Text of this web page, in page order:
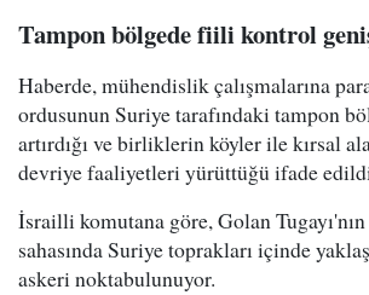
Tampon bölgede fiili kontrol
Haberde, mühendislik çalışmalarına
ordusunun Suriye tarafındaki tampon
artırdığı ve birliklerin köyler ile kırsal
devriye faaliyetleri yürüttüğü ifade
İsrailli komutana göre, Golan
sahasında Suriye toprakları içinde
askeri noktabulunuyor.